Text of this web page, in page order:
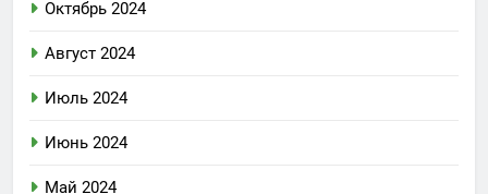
Октябрь 2024
Август 2024
Июль 2024
Июнь 2024
Май 2024